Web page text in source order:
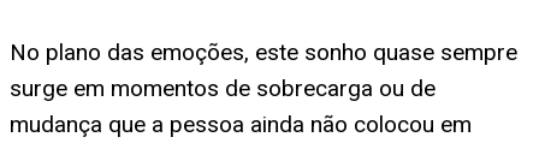
No plano das emoções, este sonho quase sempre
surge em momentos de sobrecarga ou de
mudança que a pessoa ainda não colocou em